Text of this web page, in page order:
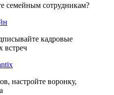
семейным сотрудникам?
кадровые
встреч
настройте воронку,